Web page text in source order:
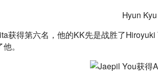
Hyun
获得第六名，他的KK先是战胜了
。